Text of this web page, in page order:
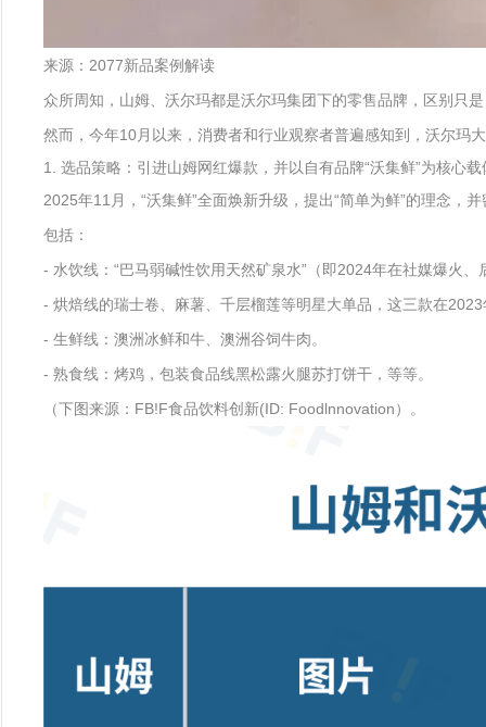
来源：2077新品案例解读
众所周知，山姆、沃尔玛都是沃尔玛集团下的零售品牌，区别只
然而，今年10月以来，消费者和行业观察者普遍感知到，沃尔玛
1. 选品策略：引进山姆网红爆款，并以自有品牌“沃集鲜”为核心载
2025年11月，“沃集鲜”全面焕新升级，提出“简单为鲜”的理念，
包括：
- 水饮线：“巴马弱碱性饮用天然矿泉水”（即2024年在社媒爆火
- 烘焙线的瑞士卷、麻薯、千层榴莲等明星大单品，这三款在
- 生鲜线：澳洲冰鲜和牛、澳洲谷饲牛肉。
- 熟食线：烤鸡，包装食品线黑松露火腿苏打饼干，等等。
（下图来源：FB!F食品饮料创新(ID: Foodlnnovation）。